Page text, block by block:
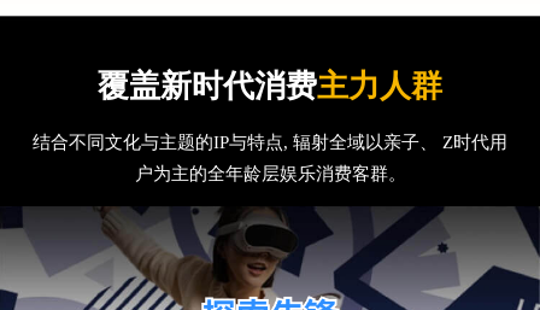
覆盖新时代消费主力人群
结合不同文化与主题的IP与特点, 辐射全域以亲子、 Z时代用
户为主的全年龄层娱乐消费客群。